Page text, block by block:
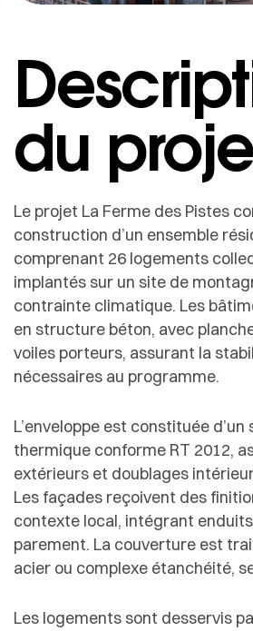
du
Le projet La Ferme des Pistes
construction d’un ensemble
comprenant 26 logements
implantés sur un site de
contrainte climatique. Les
en structure béton, avec
voiles porteurs, assurant la
nécessaires au programme.
L’enveloppe est constituée
thermique conforme RT 2012,
extérieurs et doublages
Les façades reçoivent des
contexte local, intégrant
parement. La couverture est
acier ou complexe étanchéité,
Les logements sont desservis